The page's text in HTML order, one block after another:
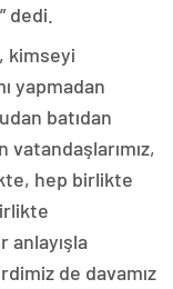
dedi.
kimseyi
yapmadan
batıdan
hep birlikte
anlayışla
de davamız